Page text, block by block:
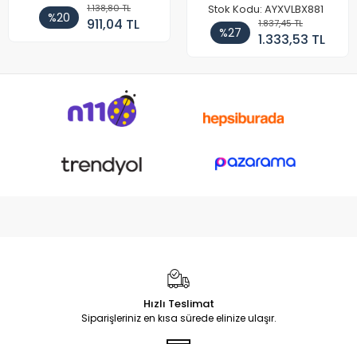
%20
1.138,80 TL
911,04 TL
Stok Kodu: AYXVLBX881
%27
1.837,45 TL
1.333,53 TL
Hızlı Teslimat
Siparişleriniz en kısa sürede elinize ulaşır.